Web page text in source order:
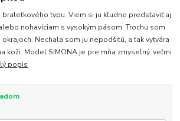
typu. Viem si ju kľudne predstaviť aj
nohaviciam s vysokým pásom. Trochu som
Nechala som ju nepodšitú, a tak vytvára
koži. Model SIMONA je pre mňa zmyselný, veľmi
popis